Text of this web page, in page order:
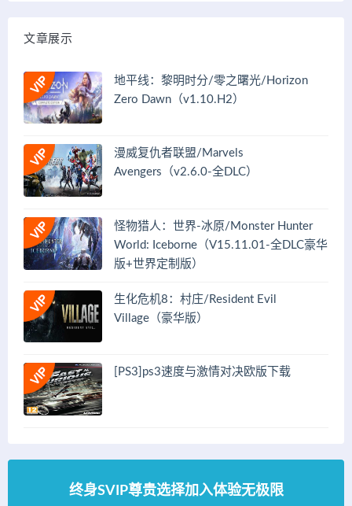
文章展示
地平线：黎明时分/零之曙光/Horizon
Zero Dawn（v1.10.H2）
漫威复仇者联盟/Marvels
Avengers（v2.6.0-全DLC）
怪物猎人：世界-冰原/Monster Hunter
World: Iceborne（V15.11.01-全DLC豪华
版+世界定制版）
生化危机8：村庄/Resident Evil
Village（豪华版）
[PS3]ps3速度与激情对决欧版下载
终身SVIP尊贵选择加入体验无极限